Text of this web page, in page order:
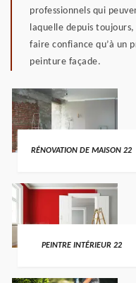
professionnels qui
laquelle depuis
faire confiance qu’à un
peinture façade.
RÉNOVATION DE MAISON 22
PEINTRE INTÉRIEUR 22